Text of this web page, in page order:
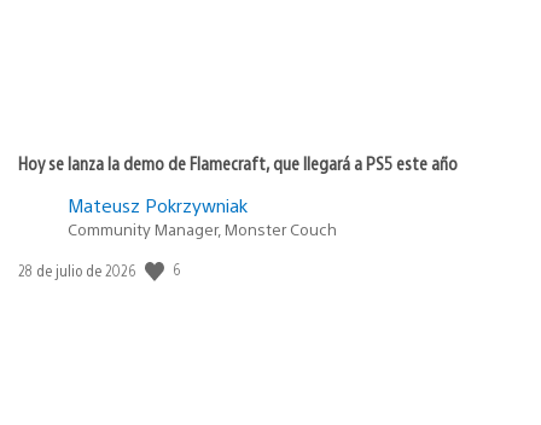
Hoy se lanza la demo de Flamecraft, que llegará a PS5 este año
Mateusz Pokrzywniak
Community Manager, Monster Couch
Fecha
28 de julio de 2026 6